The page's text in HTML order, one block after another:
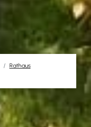
Rathaus